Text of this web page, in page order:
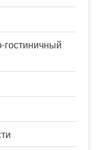
гостиничный